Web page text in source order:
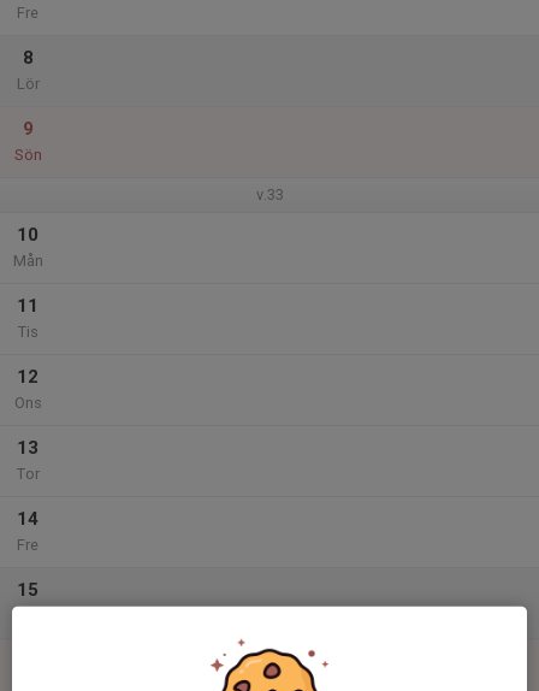
Fre
8
Lör
9
Sön
v.33
10
Mån
11
Tis
12
Ons
13
Tor
14
Fre
15